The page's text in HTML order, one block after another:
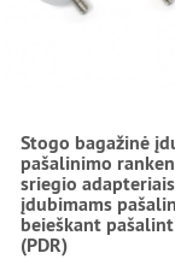
Stogo bagažinė
pašalinimo
sriegio
įdubimams
beieškant
(PDR)